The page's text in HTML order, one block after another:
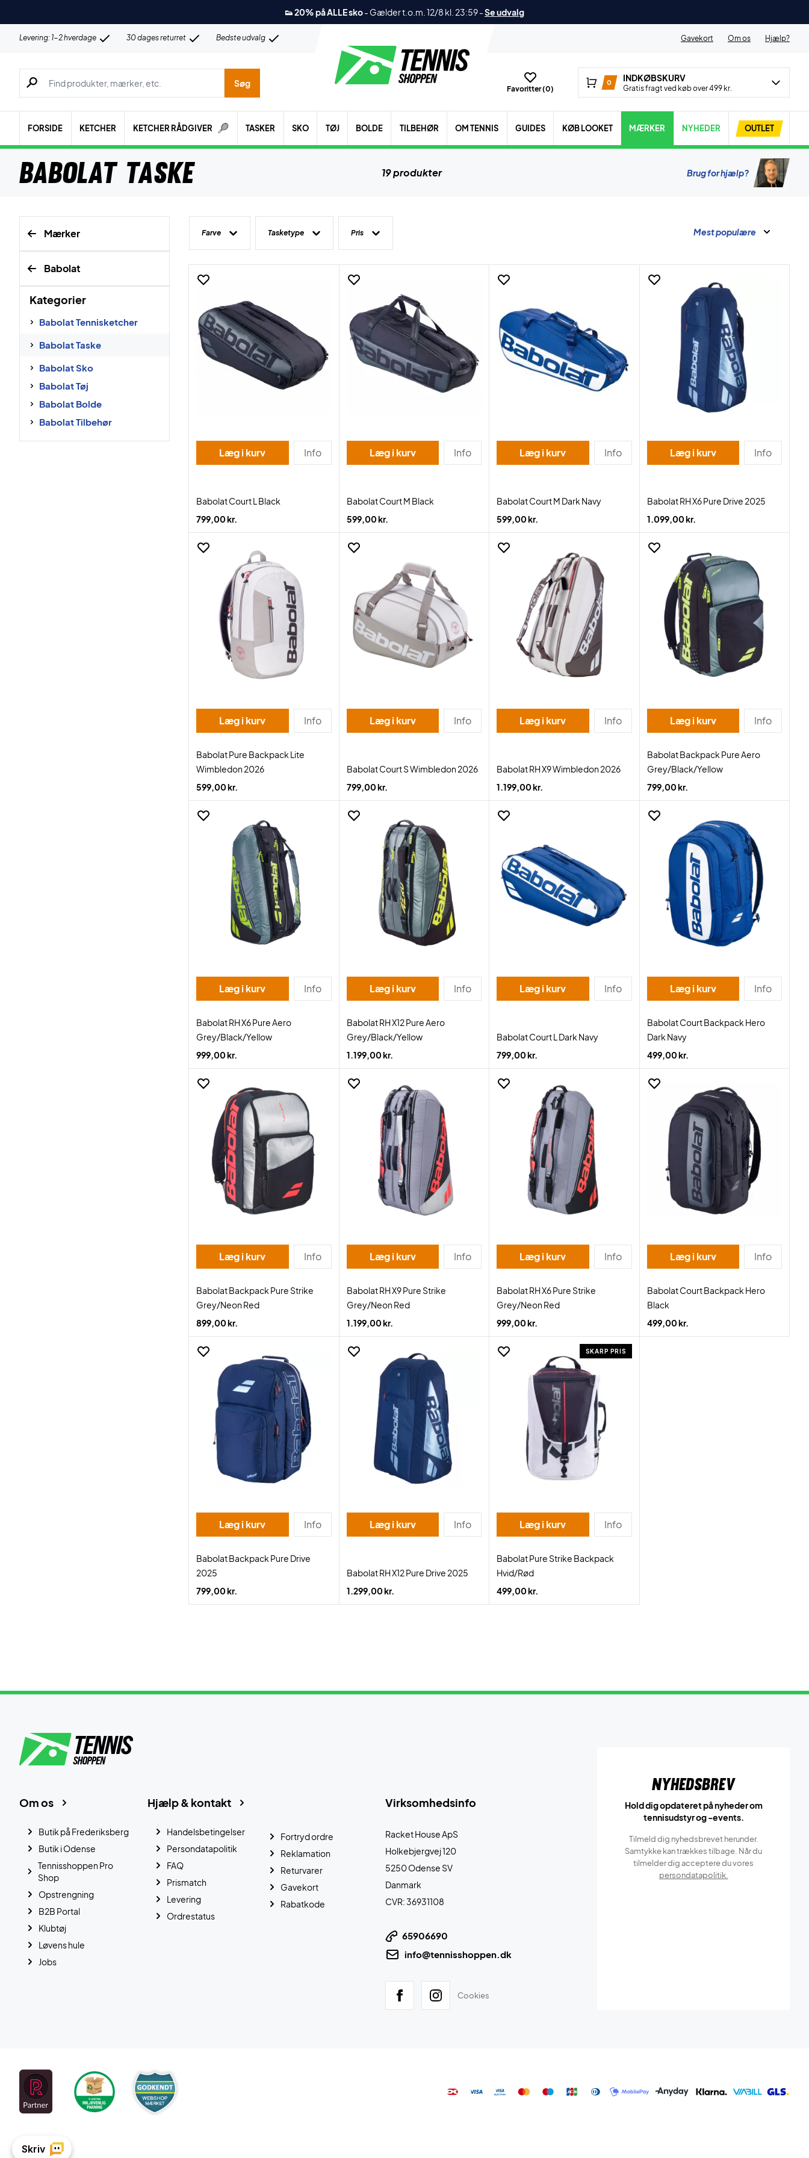
👟 20% på ALLE sko- Gælder t.o.m. 12/8 kl. 23:59-Se udvalg
Levering: 1-2 hverdage 30 dages returret Bedste udvalg Gavekort Om os Hjælp?
Søg efter produkter, mærker etc.
Søg
Favoritter (0)
0 INDKØBSKURV
Gratis fragt ved køb over 499 kr.
FORSIDE KETCHER KETCHER RÅDGIVER TASKER SKO TØJ BOLDE TILBEHØR OM TENNIS GUIDES KØB LOOKET MÆRKER NYHEDER OUTLET
Babolat Taske 19 produkter Brug for hjælp?
Mærker
Babolat
Kategorier
Babolat Tennisketcher
Babolat Taske
Babolat Sko
Babolat Tøj
Babolat Bolde
Babolat Tilbehør
Farve Tasketype Pris Mest populære
Læg i kurv Info
Babolat Court L Black
799,00 kr.
Læg i kurv Info
Babolat Court M Black
599,00 kr.
Læg i kurv Info
Babolat Court M Dark Navy
599,00 kr.
Læg i kurv Info
Babolat RH X6 Pure Drive 2025
1.099,00 kr.
Læg i kurv Info
Babolat Pure Backpack Lite
Wimbledon 2026
599,00 kr.
Læg i kurv Info
Babolat Court S Wimbledon 2026
799,00 kr.
Læg i kurv Info
Babolat RH X9 Wimbledon 2026
1.199,00 kr.
Læg i kurv Info
Babolat Backpack Pure Aero
Grey/Black/Yellow
799,00 kr.
Læg i kurv Info
Babolat RH X6 Pure Aero
Grey/Black/Yellow
999,00 kr.
Læg i kurv Info
Babolat RH X12 Pure Aero
Grey/Black/Yellow
1.199,00 kr.
Læg i kurv Info
Babolat Court L Dark Navy
799,00 kr.
Læg i kurv Info
Babolat Court Backpack Hero
Dark Navy
499,00 kr.
Læg i kurv Info
Babolat Backpack Pure Strike
Grey/Neon Red
899,00 kr.
Læg i kurv Info
Babolat RH X9 Pure Strike
Grey/Neon Red
1.199,00 kr.
Læg i kurv Info
Babolat RH X6 Pure Strike
Grey/Neon Red
999,00 kr.
Læg i kurv Info
Babolat Court Backpack Hero
Black
499,00 kr.
Læg i kurv Info
Babolat Backpack Pure Drive
2025
799,00 kr.
Læg i kurv Info
Babolat RH X12 Pure Drive 2025
1.299,00 kr.
SKARP PRIS
Læg i kurv Info
Babolat Pure Strike Backpack
Hvid/Rød
499,00 kr.
Virksomhedsinfo
Racket House ApS
Holkebjergvej 120
5250 Odense SV
Danmark
CVR: 36931108
65906690
info@tennisshoppen.dk
Cookies
Hjælp & kontakt
Handelsbetingelser
Persondatapolitik
FAQ
Prismatch
Levering
Ordrestatus
Fortryd ordre
Reklamation
Returvarer
Gavekort
Rabatkode
Om os
Butik på Frederiksberg
Butik i Odense
Tennisshoppen Pro
Shop
Opstrengning
B2B Portal
Klubtøj
Løvens hule
Jobs
Nyhedsbrev
Hold dig opdateret på nyheder om
tennisudstyr og -events.
Tilmeld dig nyhedsbrevet herunder.
Samtykke kan trækkes tilbage. Når du
tilmelder dig acceptere du vores
persondatapolitik.